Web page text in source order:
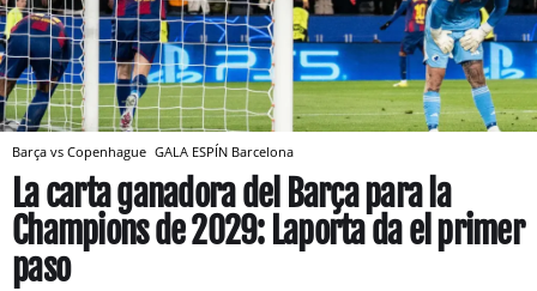
Barça vs Copenhague GALA ESPÍN Barcelona
La carta ganadora del Barça para la
Champions de 2029: Laporta da el primer
paso